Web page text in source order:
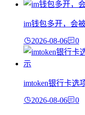
im钱包多开，会
2026-08-06 0
imtoken银行卡选
2026-08-06 0